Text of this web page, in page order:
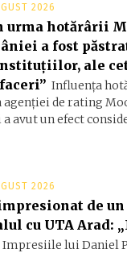
2026
urma hotărârii
a fost
ale
Influența
agenției de rating
avut un efect
2026
de
cu UTA Arad:
Impresiile lui Daniel